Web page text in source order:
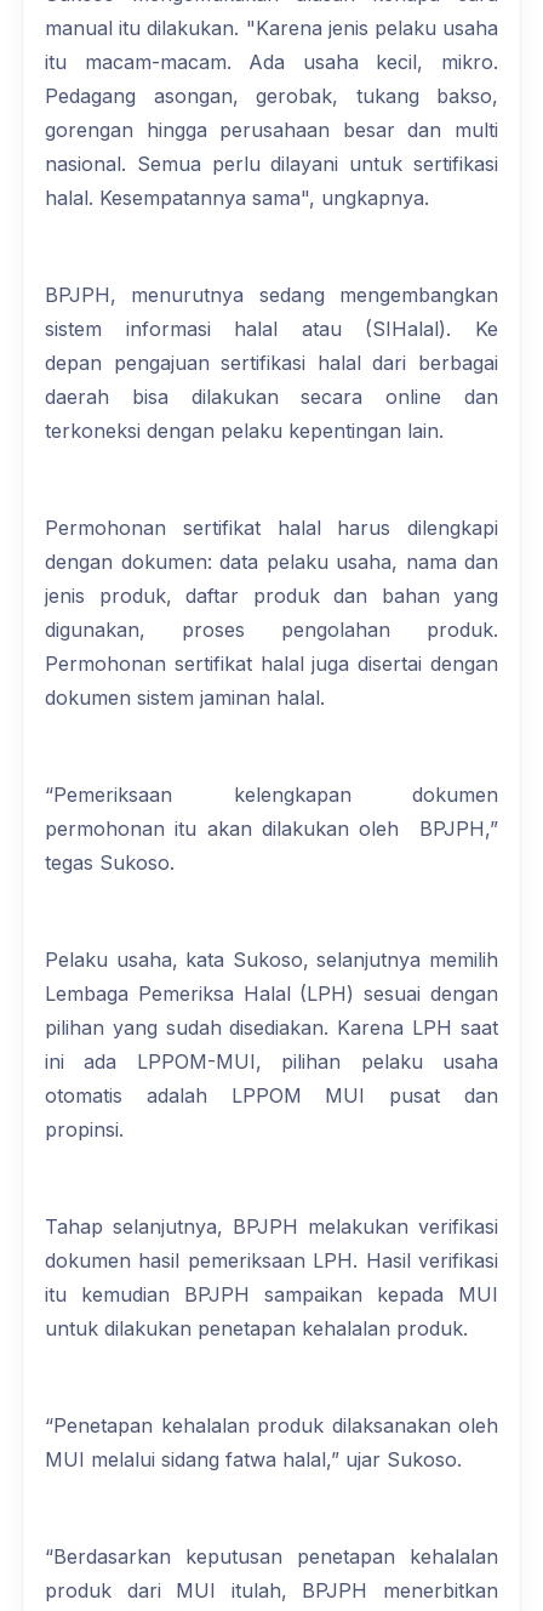
manual itu dilakukan. "Karena jenis pelaku usaha
itu macam-macam. Ada usaha kecil, mikro.
Pedagang asongan, gerobak, tukang bakso,
gorengan hingga perusahaan besar dan multi
nasional. Semua perlu dilayani untuk sertifikasi
halal. Kesempatannya sama", ungkapnya.
BPJPH, menurutnya sedang mengembangkan
sistem informasi halal atau (SIHalal). Ke
depan pengajuan sertifikasi halal dari berbagai
daerah bisa dilakukan secara online dan
terkoneksi dengan pelaku kepentingan lain.
Permohonan sertifikat halal harus dilengkapi
dengan dokumen: data pelaku usaha, nama dan
jenis produk, daftar produk dan bahan yang
digunakan, proses pengolahan produk.
Permohonan sertifikat halal juga disertai dengan
dokumen sistem jaminan halal.
“Pemeriksaan kelengkapan dokumen
permohonan itu akan dilakukan oleh BPJPH,”
tegas Sukoso.
Pelaku usaha, kata Sukoso, selanjutnya memilih
Lembaga Pemeriksa Halal (LPH) sesuai dengan
pilihan yang sudah disediakan. Karena LPH saat
ini ada LPPOM-MUI, pilihan pelaku usaha
otomatis adalah LPPOM MUI pusat dan
propinsi.
Tahap selanjutnya, BPJPH melakukan verifikasi
dokumen hasil pemeriksaan LPH. Hasil verifikasi
itu kemudian BPJPH sampaikan kepada MUI
untuk dilakukan penetapan kehalalan produk.
“Penetapan kehalalan produk dilaksanakan oleh
MUI melalui sidang fatwa halal,” ujar Sukoso.
“Berdasarkan keputusan penetapan kehalalan
produk dari MUI itulah, BPJPH menerbitkan